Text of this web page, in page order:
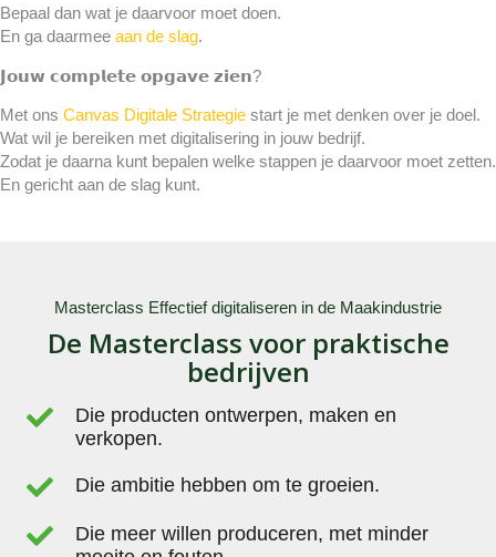
Bepaal dan wat je daarvoor moet doen.
En ga daarmee aan de slag.
𝗝𝗼𝘂𝘄 𝗰𝗼𝗺𝗽𝗹𝗲𝘁𝗲 𝗼𝗽𝗴𝗮𝘃𝗲 𝘇𝗶𝗲𝗻?
Met ons Canvas Digitale Strategie start je met denken over je doel.
Wat wil je bereiken met digitalisering in jouw bedrijf.
Zodat je daarna kunt bepalen welke stappen je daarvoor moet zetten.
En gericht aan de slag kunt.
Masterclass Effectief digitaliseren in de Maakindustrie
De Masterclass voor praktische
bedrijven
Die producten ontwerpen, maken en
verkopen.
Die ambitie hebben om te groeien.
Die meer willen produceren, met minder